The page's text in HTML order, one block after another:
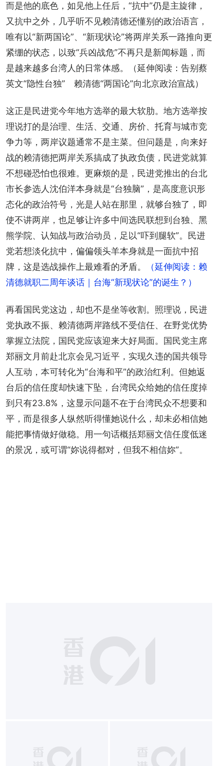
而是他的底色，如见他上任后，“抗中”仍是主旋律，
又抗中之外，几乎听不见赖清德还懂别的政治语言，
唯有以“新两国论”、“新现状论”将两岸关系一路推向更
紧绷的状态，以致“兵凶战危”不再只是新闻标题，而
是越来越多台湾人的日常体感。
（延伸阅读：告别蔡
英文“隐性台独”　赖清德“两国论”向北京政治宣战）
这正是民进党今年地方选举的最大软肋。地方选举按
理说打的是治理、生活、交通、房价、托育与城市竞
争力等，两岸议题通常不是主菜。但问题是，向来好
战的赖清德把两岸关系搞成了执政负债，民进党就算
不想碰恐怕也很难。更麻烦的是，民进党推出的台北
市长参选人沈伯洋本身就是“台独脑”，是高度意识形
态化的政治符号，光是人站在那里，就够台独了，即
使不讲两岸，也足够让许多中间选民联想到台独、黑
熊学院、认知战与政治动员，足以“吓到腿软”。民进
党若想淡化抗中，偏偏领头羊本身就是一面抗中招
牌，这是选战操作上最难看的矛盾。
（延伸阅读：赖
清德就职二周年谈话｜台海“新现状论”的诞生？）
再看国民党这边，却也不是坐等收割。照理说，民进
党执政不振、赖清德两岸路线不受信任、在野党优势
掌握立法院，国民党应该迎来大好局面。国民党主席
郑丽文月前赴北京会见习近平，实现久违的国共领导
人互动，本可转化为“台海和平”的政治红利。但她返
台后的信任度却快速下坠，台湾民众给她的信任度掉
到只有23.8%，这显示问题不在于台湾民众不想要和
平，而是很多人纵然听得懂她说什么，却未必相信她
能把事情做好做稳。用一句话概括郑丽文信任度低迷
的景况，或可谓“妳说得都对，但我不相信妳”。